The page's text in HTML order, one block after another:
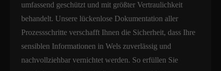
umfassend geschützt und mit größter Vertraulichkeit
behandelt. Unsere lückenlose Dokumentation aller
Prozessschritte verschafft Ihnen die Sicherheit, dass Ihre
sensiblen Informationen in Wels zuverlässig und
nachvollziehbar vernichtet werden. So erfüllen Sie